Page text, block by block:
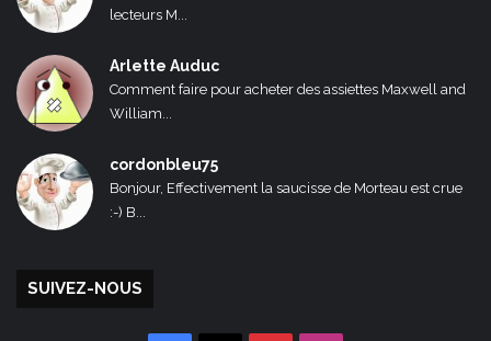
lecteurs M...
Arlette Auduc
Comment faire pour acheter des assiettes Maxwell and
William...
cordonbleu75
Bonjour, Effectivement la saucisse de Morteau est crue
:-) B...
SUIVEZ-NOUS